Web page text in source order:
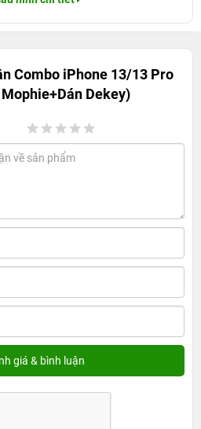
Combo iPhone 13/13 Pro
Dekey)